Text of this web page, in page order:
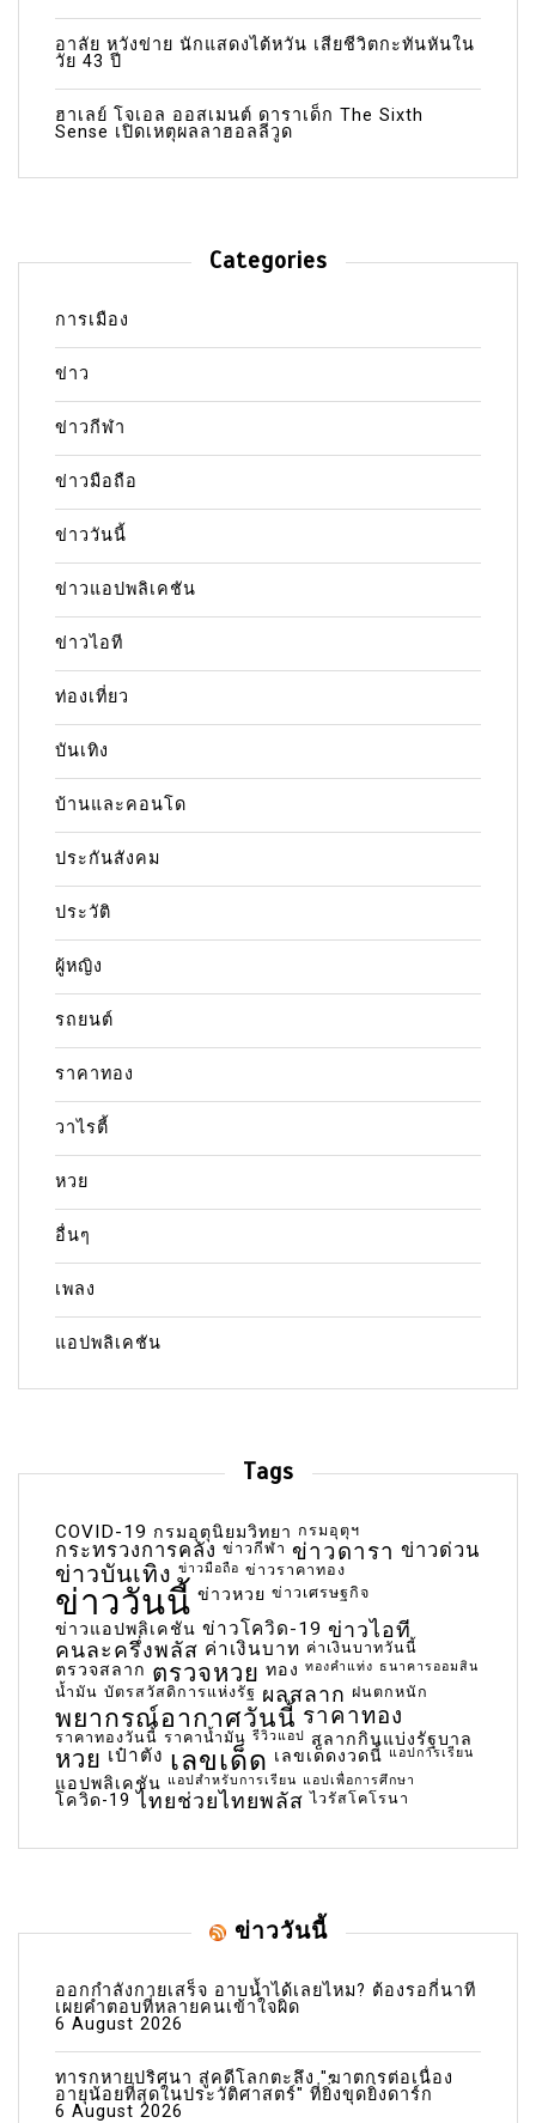
อาลัย หวังข่าย นักแสดงไต้หวัน เสียชีวิตกะทันหันใน
วัย 43 ปี
ฮาเลย์ โจเอล ออสเมนต์ ดาราเด็ก The Sixth
Sense เปิดเหตุผลลาฮอลลีวูด
Categories
การเมือง
ข่าว
ข่าวกีฬา
ข่าวมือถือ
ข่าววันนี้
ข่าวแอปพลิเคชัน
ข่าวไอที
ท่องเที่ยว
บันเทิง
บ้านและคอนโด
ประกันสังคม
ประวัติ
ผู้หญิง
รถยนต์
ราคาทอง
วาไรตี้
หวย
อื่นๆ
เพลง
แอปพลิเคชัน
Tags
COVID-19 กรมอุตุนิยมวิทยา กรมอุตุฯ
กระทรวงการคลัง ข่าวกีฬา ข่าวดารา ข่าวด่วน
ข่าวบันเทิง ข่าวมือถือ ข่าวราคาทอง
ข่าววันนี้ ข่าวหวย ข่าวเศรษฐกิจ
ข่าวแอปพลิเคชัน ข่าวโควิด-19 ข่าวไอที
คนละครึ่งพลัส ค่าเงินบาท ค่าเงินบาทวันนี้
ตรวจสลาก ตรวจหวย ทอง ทองคำแท่ง ธนาคารออมสิน
น้ำมัน บัตรสวัสดิการแห่งรัฐ ผลสลาก ฝนตกหนัก
พยากรณ์อากาศวันนี้ ราคาทอง
ราคาทองวันนี้ ราคาน้ำมัน รีวิวแอป สลากกินแบ่งรัฐบาล
หวย เป๋าตัง เลขเด็ด เลขเด็ดงวดนี้ แอปการเรียน
แอปพลิเคชัน แอปสำหรับการเรียน แอปเพื่อการศึกษา
โควิด-19 ไทยช่วยไทยพลัส ไวรัสโคโรนา
ข่าววันนี้
ออกกำลังกายเสร็จ อาบน้ำได้เลยไหม? ต้องรอกี่นาที
เผยคำตอบที่หลายคนเข้าใจผิด
6 August 2026
ทารกหายปริศนา สู่คดีโลกตะลึง "ฆาตกรต่อเนื่อง
อายุน้อยที่สุดในประวัติศาสตร์" ที่ยิ่งขุดยิ่งดาร์ก
6 August 2026